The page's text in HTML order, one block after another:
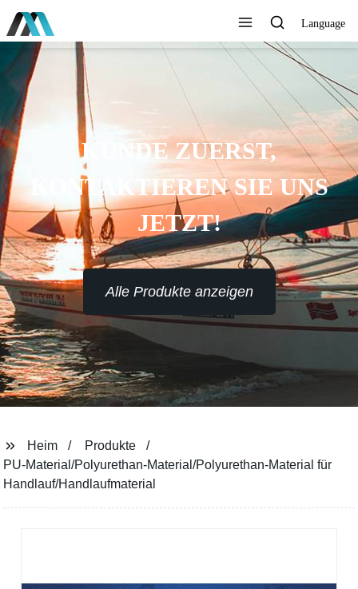
Language
KUNDE ZUERST,
KONTAKTIEREN SIE UNS
JETZT!
Alle Produkte anzeigen
Heim
Produkte
PU-Material/Polyurethan-Material/Polyurethan-Material für
Handlauf/Handlaufmaterial